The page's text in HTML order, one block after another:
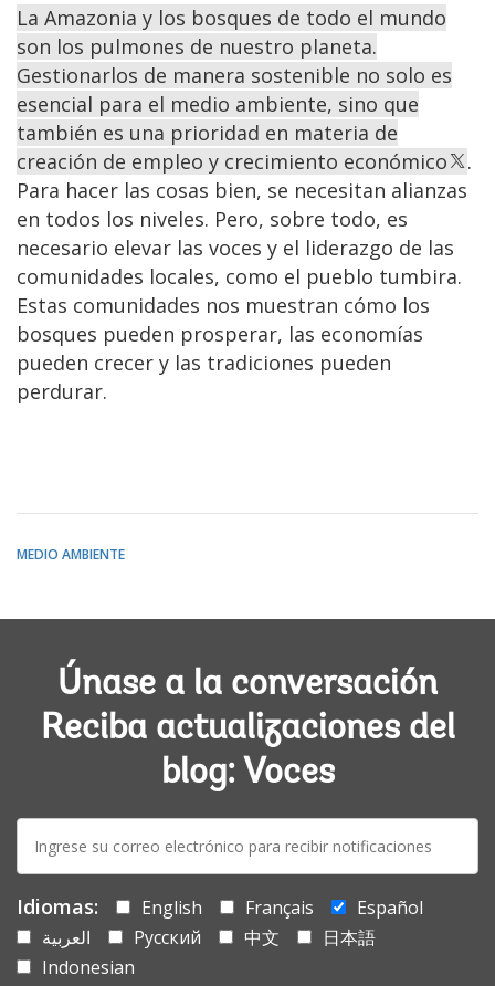
La Amazonia y los bosques de todo el mundo
son los pulmones de nuestro planeta.
Gestionarlos de manera sostenible no solo es
esencial para el medio ambiente, sino que
también es una prioridad en materia de
creación de empleo y crecimiento económico
.
Para hacer las cosas bien, se necesitan alianzas
en todos los niveles. Pero, sobre todo, es
necesario elevar las voces y el liderazgo de las
comunidades locales, como el pueblo tumbira.
Estas comunidades nos muestran cómo los
bosques pueden prosperar, las economías
pueden crecer y las tradiciones pueden
perdurar.
MEDIO AMBIENTE
Únase a la conversación
Reciba actualizaciones del
blog: Voces
E-
mail:
Idiomas: English Français
Español
العربية
Русский 中文
日本語
Indonesian